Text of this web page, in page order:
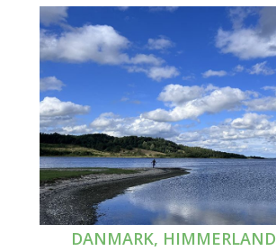
DANMARK, HIMMERLAND